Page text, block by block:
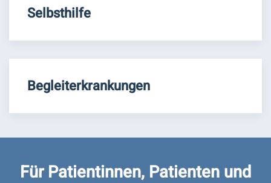
Selbsthilfe
Begleiterkrankungen
Für Patientinnen, Patienten und